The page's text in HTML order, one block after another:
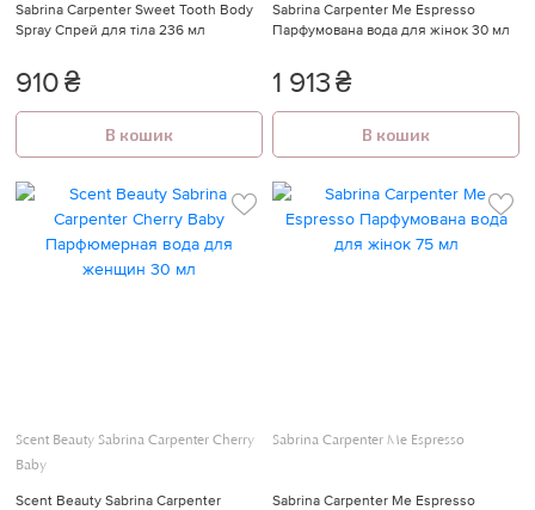
Sabrina Carpenter Sweet Tooth Body
Spray Спрей для тіла 236 мл
910₴
В кошик
Sabrina Carpenter Me Espresso
Парфумована вода для жінок 30 мл
1 913₴
В кошик
Scent Beauty Sabrina Carpenter Cherry
Baby
Scent Beauty Sabrina Carpenter
Sabrina Carpenter Me Espresso
Sabrina Carpenter Me Espresso